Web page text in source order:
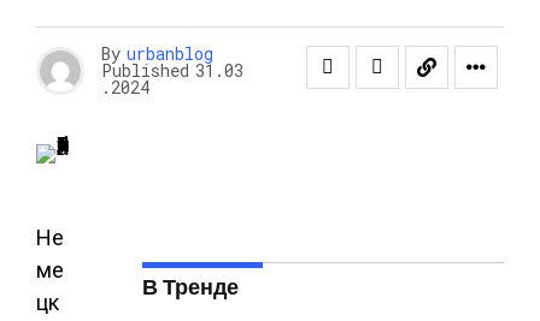
By urbanblog
Published 31.03
.2024
Не
ме
цк
В Тренде